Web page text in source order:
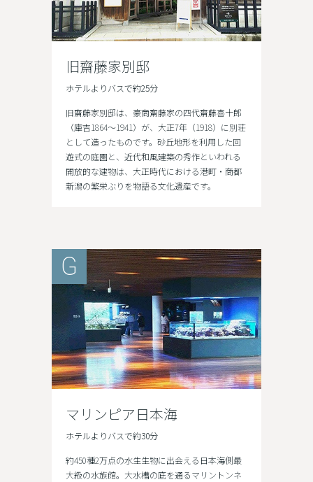
旧齋藤家別邸
ホテルよりバスで約25分
旧齋藤家別邸は、豪商齋藤家の四代齋藤喜十郎
（庫吉1864～1941）が、大正7年（1918）に別荘
として造ったものです。砂丘地形を利用した回
遊式の庭園と、近代和風建築の秀作といわれる
開放的な建物は、大正時代における港町・商都
新潟の繁栄ぶりを物語る文化遺産です。
G
マリンピア日本海
ホテルよりバスで約30分
約450種2万点の水生生物に出会える日本海側最
大級の水族館。大水槽の底を通るマリントンネ